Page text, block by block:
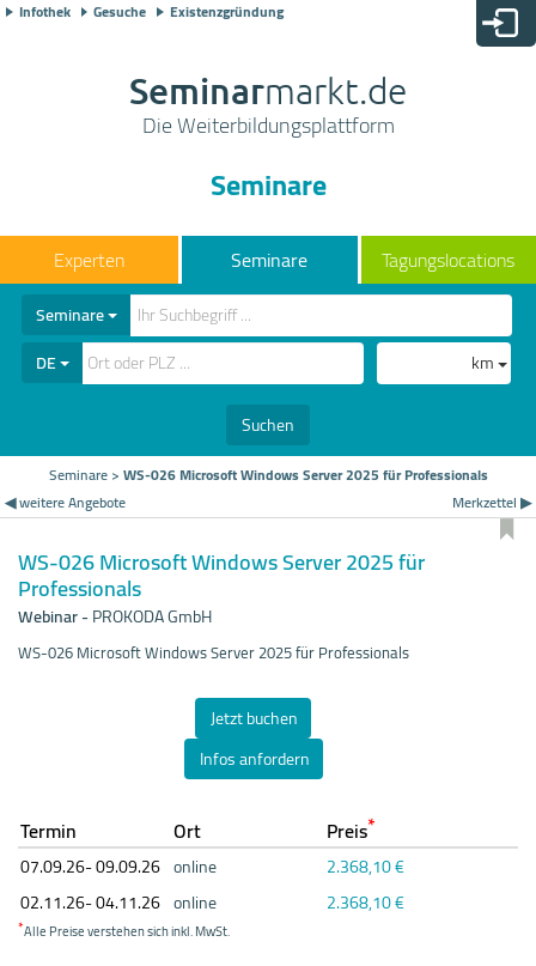
Infothek Gesuche Existenzgründung
Seminarmarkt.de
Die Weiterbildungsplattform
Seminare
Seminare Tagungslocations
Seminare
DE
km
Suchen
Seminare>WS-026 Microsoft Windows Server 2025 für Professionals
◀ weitere Angebote
Merkzettel ▶
WS-026 Microsoft Windows Server 2025 für
Professionals
Webinar-PROKODA GmbH
WS-026 Microsoft Windows Server 2025 für Professionals
Jetzt buchen
Infos anfordern
Termin Ort Preis*
07.09.26- 09.09.26 online
2.368,10 €
02.11.26- 04.11.26 online 2.368,10 €
*Alle Preise verstehen sich inkl. MwSt.